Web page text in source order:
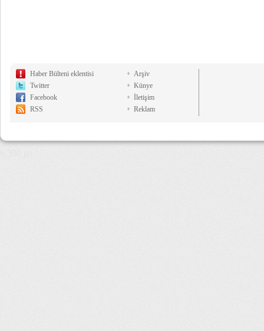
Haber Bülteni eklentisi
Twitter
Facebook
RSS
Arşiv
Künye
İletişim
Reklam